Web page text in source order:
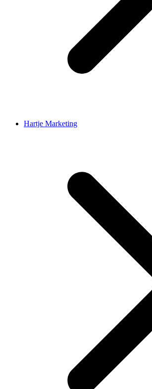
Hartje Marketing